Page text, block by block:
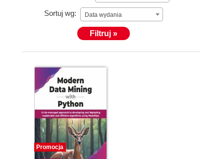
Sortuj wg: Data wydania
Filtruj »
Promocja